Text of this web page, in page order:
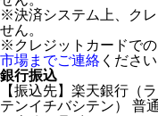
※決済システム上、ク
せん。
※クレジットカードで
市場までご連絡 ください
銀行振込
【振込先】楽天銀行（
テンイチバシテン） 普